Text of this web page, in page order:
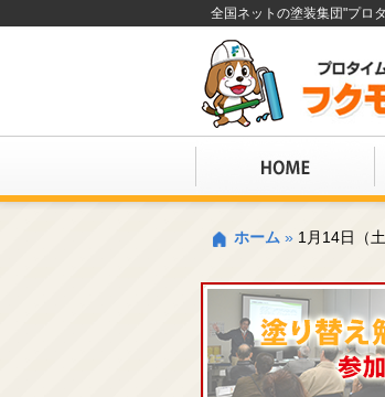
全国ネットの塗装集団"プロ
ホーム » 1月14日（